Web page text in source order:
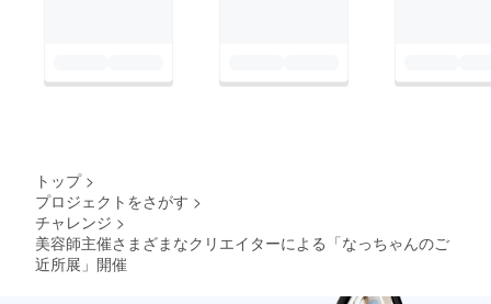
トップ >
プロジェクトをさがす >
チャレンジ >
美容師主催さまざまなクリエイターによる「なっちゃんのご
近所展」開催